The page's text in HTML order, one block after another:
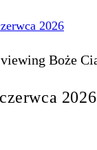
2026
2026